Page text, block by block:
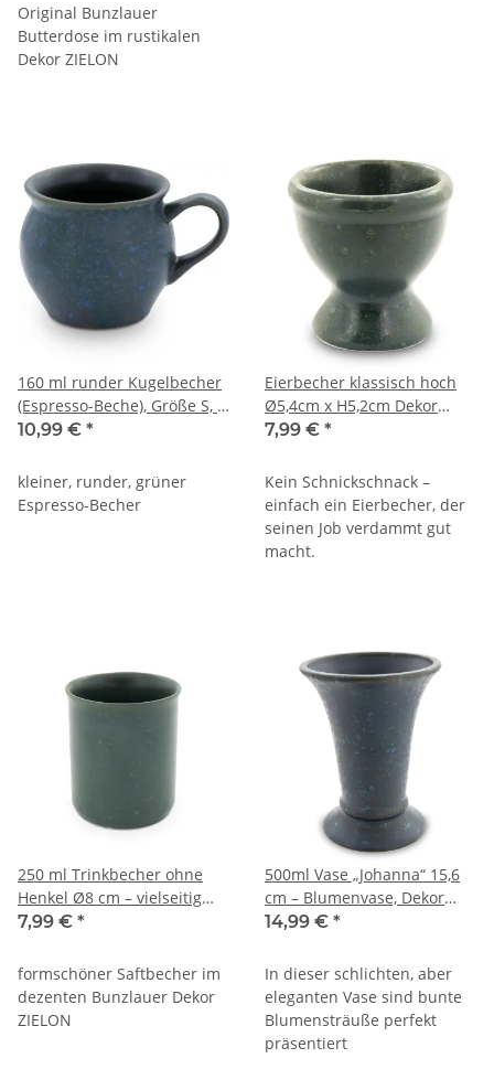
Original Bunzlauer
Butterdose im rustikalen
Dekor ZIELON
160 ml runder Kugelbecher
(Espresso-Beche), Größe S, H
7,8 cm, Ø 7,5 cm, Dekor
10,99 € *
kleiner, runder, grüner
Espresso-Becher
Eierbecher klassisch hoch
Ø5,4cm x H5,2cm Dekor
ZIELON
7,99 € *
Kein Schnickschnack –
einfach ein Eierbecher, der
seinen Job verdammt gut
macht.
250 ml Trinkbecher ohne
Henkel Ø8 cm – vielseitig
einsetzbar, Dekor ZIELON
7,99 € *
formschöner Saftbecher im
dezenten Bunzlauer Dekor
ZIELON
500ml Vase „Johanna“ 15,6
cm – Blumenvase, Dekor
ZIELON
14,99 € *
In dieser schlichten, aber
eleganten Vase sind bunte
Blumensträuße perfekt
präsentiert